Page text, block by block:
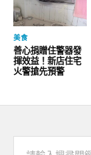
美食
善心捐贈住警器發
揮效益！新店住宅
火警搶先預警